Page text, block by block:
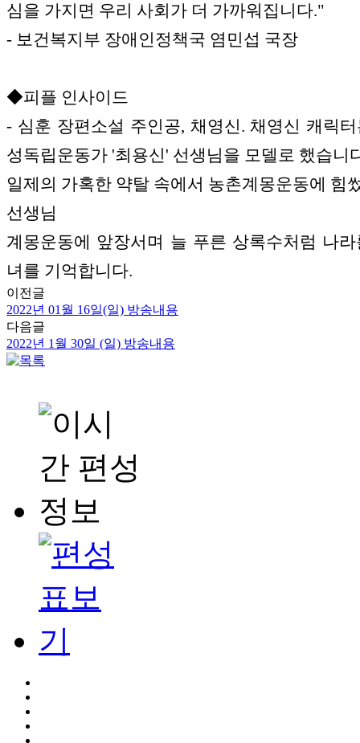
심을 가지면 우리 사회가 더 가까워집니다."
- 보건복지부 장애인정책국 염민섭 국장
◆피플 인사이드
- 심훈 장편소설 주인공, 채영신. 채영신 캐릭
성독립운동가 '최용신' 선생님을 모델로 했습니
일제의 가혹한 약탈 속에서 농촌계몽운동에 힘
선생님
계몽운동에 앞장서며 늘 푸른 상록수처럼 나
녀를 기억합니다.
이전글
2022년 01월 16일(일) 방송내용
다음글
2022년 1월 30일 (일) 방송내용